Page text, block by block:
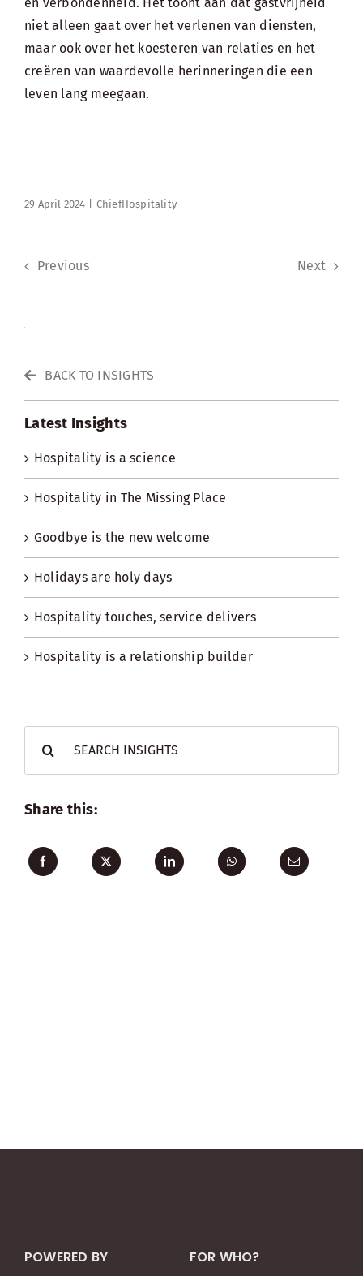
niet alleen gaat over het verlenen van diensten,
maar ook over het koesteren van relaties en het
creëren van waardevolle herinneringen die een
leven lang meegaan.
29 April 2024 | ChiefHospitality
Previous Next
BACK TO INSIGHTS
Latest Insights
Hospitality is a science
Hospitality in The Missing Place
Goodbye is the new welcome
Holidays are holy days
Hospitality touches, service delivers
Hospitality is a relationship builder
for:
Share this:
POWERED BY FOR WHO?